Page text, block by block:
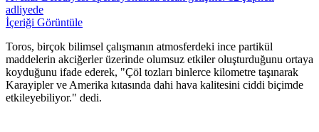
adliyede
İçeriği Görüntüle
Toros, birçok bilimsel çalışmanın atmosferdeki ince partikül
maddelerin akciğerler üzerinde olumsuz etkiler oluşturduğunu ortaya
koyduğunu ifade ederek, "Çöl tozları binlerce kilometre taşınarak
Karayipler ve Amerika kıtasında dahi hava kalitesini ciddi biçimde
etkileyebiliyor." dedi.